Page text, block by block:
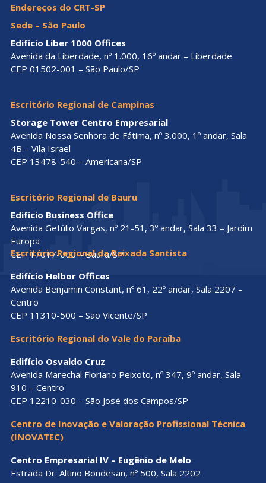
Endereços do CRT-SP
Sede – São Paulo
Edifício Liber 1000 Offices
Avenida da Liberdade, nº 1.000, 16º andar – Liberdade
CEP 01502-001 – São Paulo/SP
Escritório Regional de Campinas
Storage Tower Centro Empresarial
Avenida Nossa Senhora de Fátima, nº 3.000, 1º andar, Sala
4B – Vila Israel
CEP 13478-540 – Americana/SP
Escritório Regional de Bauru
Edifício Business Office
Avenida Getúlio Vargas, nº 21-51, 3º andar, Sala 33 – Jardim
Europa
CEP 17017-000 – Bauru/SP
Escritório Regional da Baixada Santista
Edifício Helbor Offices
Avenida Benjamin Constant, nº 61, 22º andar, Sala 2207 –
Centro
CEP 11310-500 – São Vicente/SP
Escritório Regional do Vale do Paraíba
Edifício Osvaldo Cruz
Avenida Marechal Floriano Peixoto, nº 347, 9º andar, Sala
910 – Centro
CEP 12210-030 – São José dos Campos/SP
Centro de Inovação e Valoração Profissional Técnica
(INOVATEC)
Centro Empresarial IV – Eugênio de Melo
Estrada Dr. Altino Bondesan, nº 500, Sala 2202